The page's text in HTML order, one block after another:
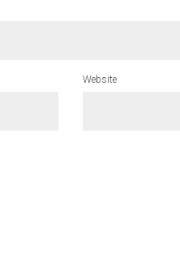
Website